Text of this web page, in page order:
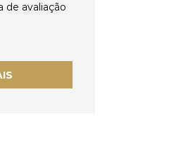
de avaliação